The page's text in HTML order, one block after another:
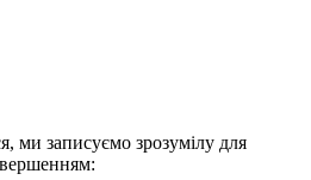
ми записуємо зрозумілу для